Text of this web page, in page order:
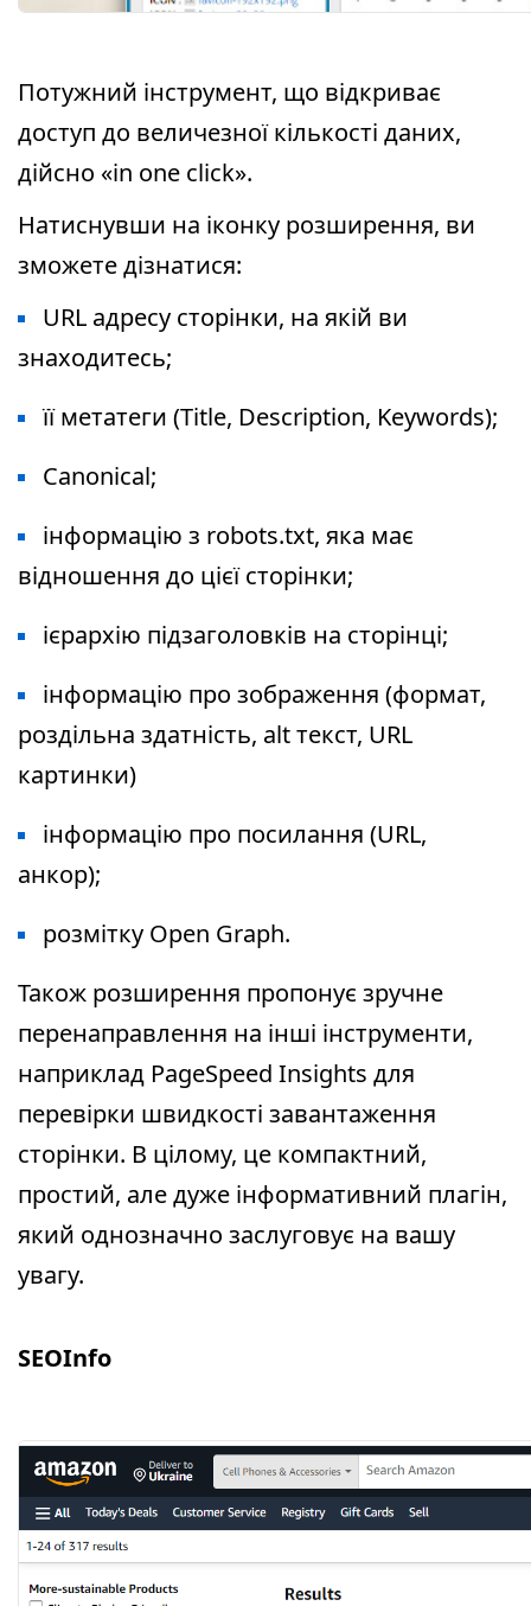
Потужний інструмент, що відкриває
доступ до величезної кількості даних,
дійсно «in one click».
Натиснувши на іконку розширення, ви
зможете дізнатися:
URL адресу сторінки, на якій ви
знаходитесь;
її метатеги (Title, Description, Keywords);
Canonical;
інформацію з robots.txt, яка має
відношення до цієї сторінки;
ієрархію підзаголовків на сторінці;
інформацію про зображення (формат,
роздільна здатність, alt текст, URL
картинки)
інформацію про посилання (URL,
анкор);
розмітку Open Graph.
Також розширення пропонує зручне
перенаправлення на інші інструменти,
наприклад PageSpeed Insights для
перевірки швидкості завантаження
сторінки. В цілому, це компактний,
простий, але дуже інформативний плагін,
який однозначно заслуговує на вашу
увагу.
SEOInfo